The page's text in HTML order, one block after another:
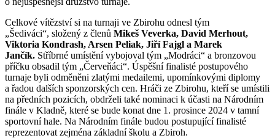
Celkové vítězství si na turnaji ve Zbirohu odnesl tým
„Šediváci“, složený z členů Mikeš Veverka, David Merhout,
Viktoria Kondrash, Arsen Peliak, Jiří Fajgl a Marek
Jančík. Stříbrné umístění vybojoval tým „Modráci“ a bronzovou
příčku obsadil tým „Červeňáci“. Úspěšní finalisté postupového
turnaje byli odměněni zlatými medailemi, upomínkovými diplomy
a řadou dalších sponzorských cen. Hráči ze Zbirohu, kteří se umístili
na předních pozicích, obdrželi také nominaci k účasti na Národním
finále v Kladně, které se bude konat dne 1. prosince 2024 v tamní
sportovní hale. Na Národním finále budou postupující finalisté
reprezentovat zejména základní školu a Zbiroh.